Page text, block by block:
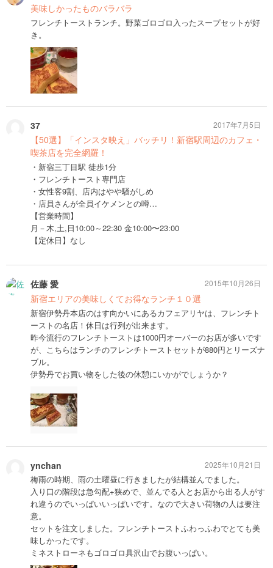
美味しかったものバラバラ
フレンチトーストランチ。野菜ゴロゴロ入ったスープセットが好
き。
37
【50選】「インスタ映え」バッチリ！新宿駅周辺のカフェ・
喫茶店を完全網羅！
・新宿三丁目駅 徒歩1分
・フレンチトースト専門店
・女性客9割、店内はやや騒がしめ
・店員さんが全員イケメンとの噂…
【営業時間】
月－木,土,日10:00～22:30 金10:00〜23:00
【定休日】なし
2017年7月5日
佐藤 愛
新宿エリアの美味しくてお得なランチ１０選
新宿伊勢丹本店のはす向かいにあるカフェアリヤは、フレンチト
ーストの名店！休日は行列が出来ます。
昨今流行のフレンチトーストは1000円オーバーのお店が多いです
が、こちらはランチのフレンチトーストセットが880円とリーズナ
ブル。
伊勢丹でお買い物をした後の休憩にいかがでしょうか？
2015年10月26日
ynchan
梅雨の時期、雨の土曜昼に行きましたが結構並んでました。
入り口の階段は急勾配+狭めで、並んでる人とお店から出る人がす
れ違うのでいっぱいいっぱいです。なので大きい荷物の人は要注
意。
セットを注文しました。フレンチトーストふわっふわでとても美
味しかったです。
ミネストローネもゴロゴロ具沢山でお腹いっぱい。
2025年10月21日